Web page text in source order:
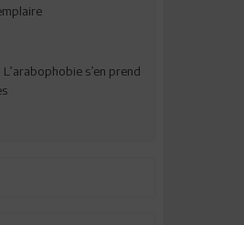
s’en prend